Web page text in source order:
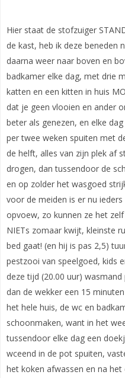
Hier staat de stofzuiger
de kast, heb ik deze beneden
daarna weer naar boven en
badkamer elke dag, met drie
katten en een kitten in huis
dat je geen vlooien en ander
beter als genezen, en elke
per twee weken spuiten met
de helft, alles van zijn plek af
drogen, dan tussendoor de
en op zolder het wasgoed
voor de meiden is er nu
opvoew, zo kunnen ze het
NIETs zomaar kwijt, kleinste
bed gaat! (en hij is pas 2,5)
pestzooi van speelgoed, kids
deze tijd (20.00 uur)
dan de wekker een 15
het hele huis, de wc en
schoonmaken, want in het
tussendoor elke dag een
wceend in de pot spuiten,
het koken afwassen en na